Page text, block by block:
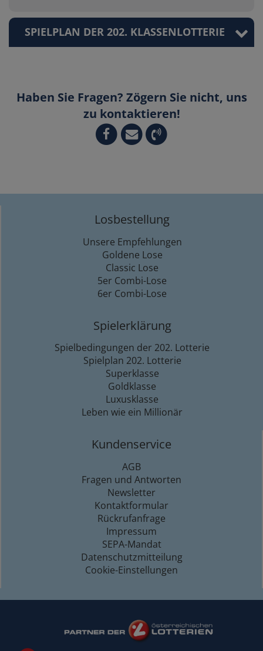
SPIELPLAN DER 202. KLASSENLOTTERIE
Haben Sie Fragen? Zögern Sie nicht, uns
zu kontaktieren!
Losbestellung
Unsere Empfehlungen
Goldene Lose
Classic Lose
5er Combi-Lose
6er Combi-Lose
Spielerklärung
Spielbedingungen der 202. Lotterie
Spielplan 202. Lotterie
Superklasse
Goldklasse
Luxusklasse
Leben wie ein Millionär
Kundenservice
AGB
Fragen und Antworten
Newsletter
Kontaktformular
Rückrufanfrage
Impressum
SEPA-Mandat
Datenschutzmitteilung
Cookie-Einstellungen